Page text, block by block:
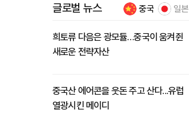
글로벌 뉴스 중국 일본
희토류 다음은 광모듈…중국이 움켜쥔
새로운 전략자산
중국산 에어콘을 웃돈 주고 산다...유럽
열광시킨 메이디